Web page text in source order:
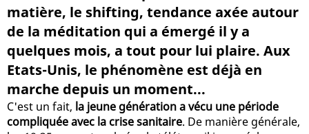
matière, le shifting, tendance axée autour
de la méditation qui a émergé il y a
quelques mois, a tout pour lui plaire. Aux
Etats-Unis, le phénomène est déjà en
marche depuis un moment...
C'est un fait, la jeune génération a vécu une période
compliquée avec la crise sanitaire. De manière générale,